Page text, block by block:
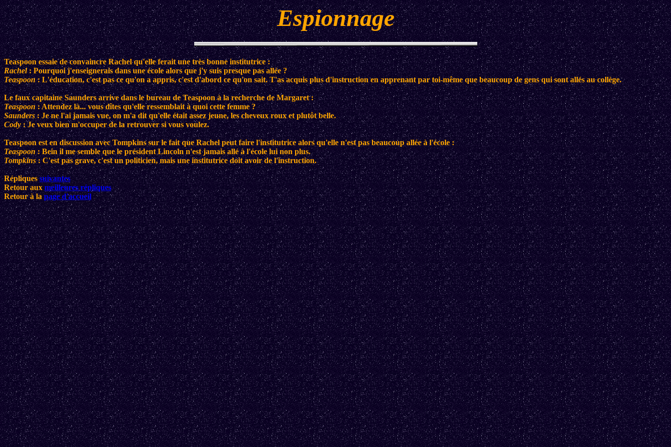
Espionnage
Teaspoon essaie de convaincre Rachel qu'elle ferait une très bonne institutrice :
Rachel: Pourquoi j'enseignerais dans une école alors que j'y suis presque pas allée ?
Teaspoon: L'éducation, c'est pas ce qu'on a appris, c'est d'abord ce qu'on sait. T'as acquis plus d'instruction en apprenant par toi-même que beaucoup de gens qui sont allés au collège.
Le faux capitaine Saunders arrive dans le bureau de Teaspoon à la recherche de Margaret :
Teaspoon: Attendez là... vous dîtes qu'elle ressemblait à quoi cette femme ?
Saunders: Je ne l'ai jamais vue, on m'a dit qu'elle était assez jeune, les cheveux roux et plutôt belle.
Cody: Je veux bien m'occuper de la retrouver si vous voulez.
Teaspoon est en discussion avec Tompkins sur le fait que Rachel peut faire l'institutrice alors qu'elle n'est pas beaucoup allée à l'école :
Teaspoon: Bein il me semble que le président Lincoln n'est jamais allé à l'école lui non plus.
Tompkins: C'est pas grave, c'est un politicien, mais une institutrice doit avoir de l'instruction.
Répliquessuivantes
Retour auxmeilleures répliques
Retour à lapage d'accueil